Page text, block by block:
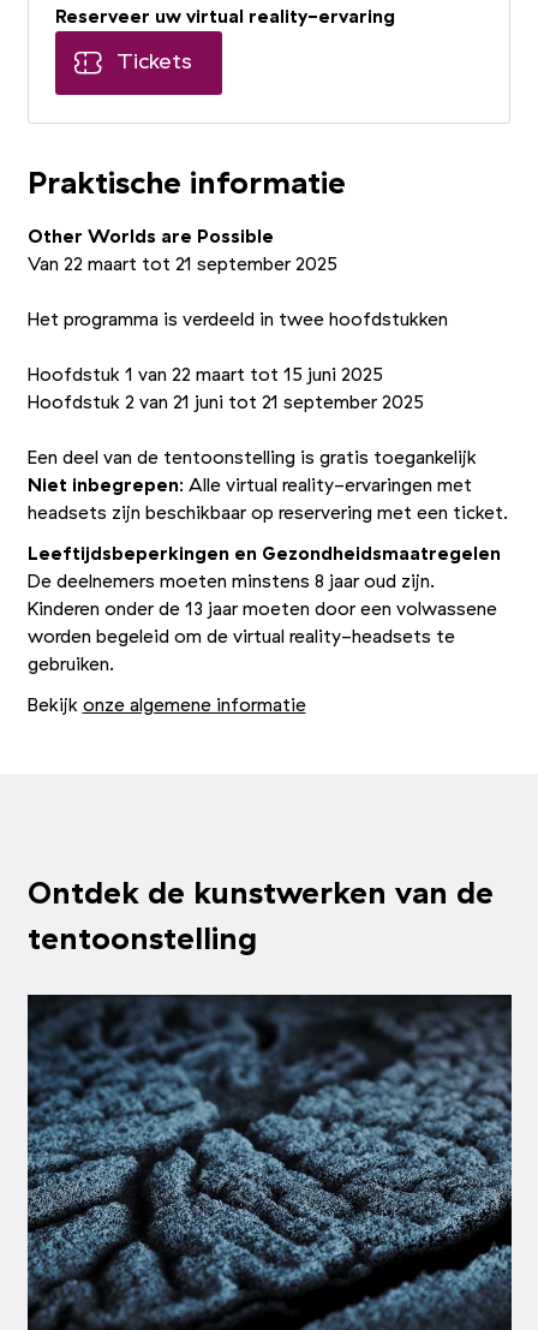
Reserveer uw virtual reality-ervaring
Tickets
Praktische informatie
Other Worlds are Possible
Van 22 maart tot 21 september 2025
Het programma is verdeeld in twee hoofdstukken
Hoofdstuk 1 van 22 maart tot 15 juni 2025
Hoofdstuk 2 van 21 juni tot 21 september 2025
Een deel van de tentoonstelling is gratis toegankelijk
Niet inbegrepen: Alle virtual reality-ervaringen met
headsets zijn beschikbaar op reservering met een ticket.
Leeftijdsbeperkingen en Gezondheidsmaatregelen
De deelnemers moeten minstens 8 jaar oud zijn.
Kinderen onder de 13 jaar moeten door een volwassene
worden begeleid om de virtual reality-headsets te
gebruiken.
Bekijk onze algemene informatie
Ontdek de kunstwerken van de
tentoonstelling